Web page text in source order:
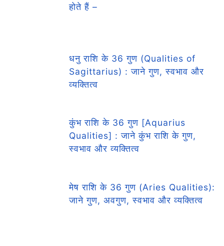
होते हैं –
धनु राशि के 36 गुण (Qualities of
Sagittarius) : जाने गुण, स्वभाव और
व्यक्तित्व
कुंभ राशि के 36 गुण [Aquarius
Qualities] : जाने कुंभ राशि के गुण,
स्वभाव और व्यक्तित्व
मेष राशि के 36 गुण (Aries Qualities):
जाने गुण, अवगुण, स्वभाव और व्यक्तित्व